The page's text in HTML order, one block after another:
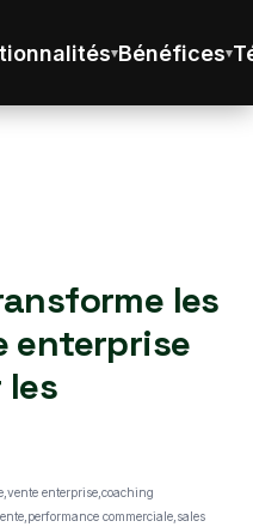
Bénéfices
les
enterprise
les
enterprise,coaching
commerciale,sales